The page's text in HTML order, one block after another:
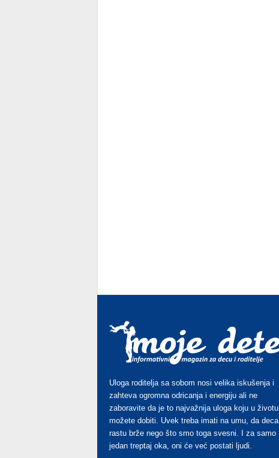
Uloga roditelja sa sobom nosi velika iskušenja i
zahteva ogromna odricanja i energiju ali ne
zaboravite da je to najvažnija uloga koju u životu
možete dobiti. Uvek treba imati na umu, da deca
rastu brže nego što smo toga svesni. I za samo
jedan treptaj oka, oni će već postati ljudi.